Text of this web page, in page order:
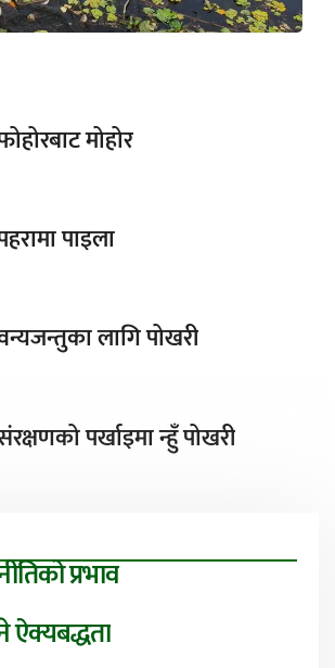
मोहोर
पाइला
लागि पोखरी
पर्खाइमा न्हुँ पोखरी
प्रभाव
ऐक्यबद्धता